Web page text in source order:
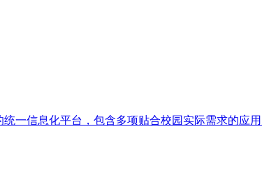
一信息化平台，包含多项贴合校园实际需求的应